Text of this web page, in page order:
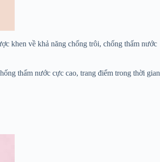
khen về khả năng chống trôi, chống thấm nước
thấm nước cực cao, trang điểm trong thời gian